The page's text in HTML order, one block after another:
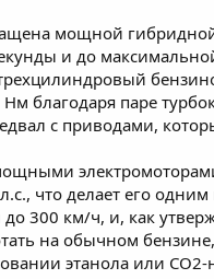
мощной
и до
благодаря паре
с приводами,
что делает его
300 км/ч, и, как
на обычном
этанола или